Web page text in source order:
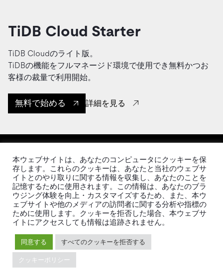
TiDB Cloud Starter
TiDB Cloudのライト版。
TiDBの機能をフルマネージド環境で使用でき無料かつお
客様の裁量で利用開始。
無料で始める 詳細を見る
日本語
製品
TiDB
エコシステム
本ウェブサイトは、あなたのコンピュータにクッキーを保
存します。これらのクッキーは、あなたと当社のウェブサ
イトとのやり取りに関する情報を収集し、あなたのことを
記憶するために使用されます。この情報は、あなたのブラ
ウジング体験を向上・カスタマイズするため、また、本ウ
ェブサイトや他のメディアの訪問者に関する分析や指標の
ために使用します。クッキーを拒否した場合、本ウェブサ
イトにアクセスしても情報は追跡されません。
同意する すべてのクッキーを拒否する
クッキーポリシー